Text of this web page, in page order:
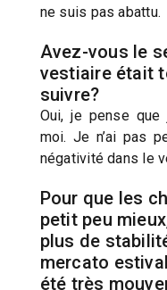
ne suis pas abattu.
Avez-vous le
vestiaire était
suivre?
Oui, je pense que
moi. Je n’ai pas
négativité dans le
Pour que les
petit peu
plus de
mercato
été très